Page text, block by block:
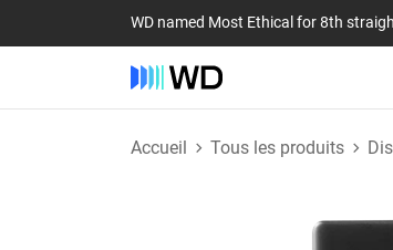
WD named Most Ethical for 8th
Accueil Tous les produits